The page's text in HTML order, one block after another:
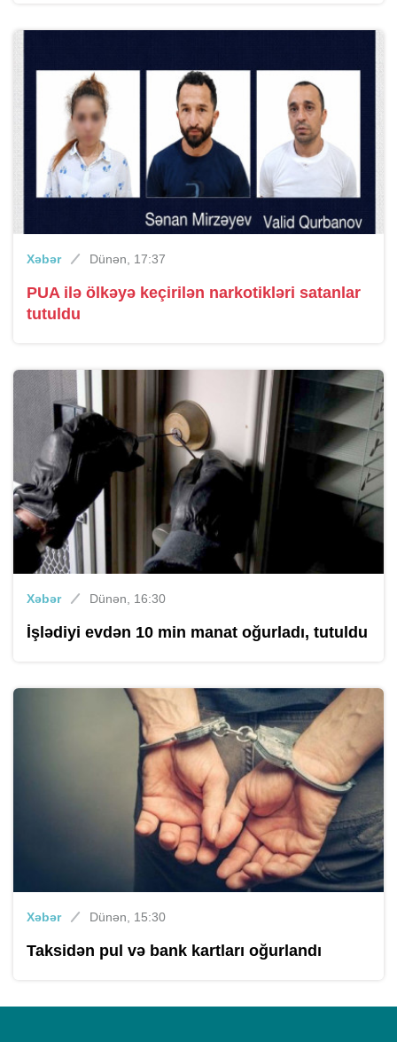
Xəbər Dünən, 17:37
PUA ilə ölkəyə keçirilən narkotikləri satanlar
tutuldu
Xəbər Dünən, 16:30
İşlədiyi evdən 10 min manat oğurladı, tutuldu
Xəbər Dünən, 15:30
Taksidən pul və bank kartları oğurlandı